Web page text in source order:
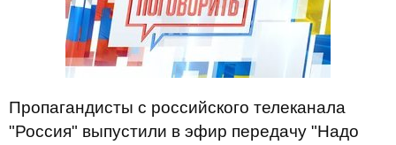
Пропагандисты с российского телеканала
"Россия" выпустили в эфир передачу "Надо